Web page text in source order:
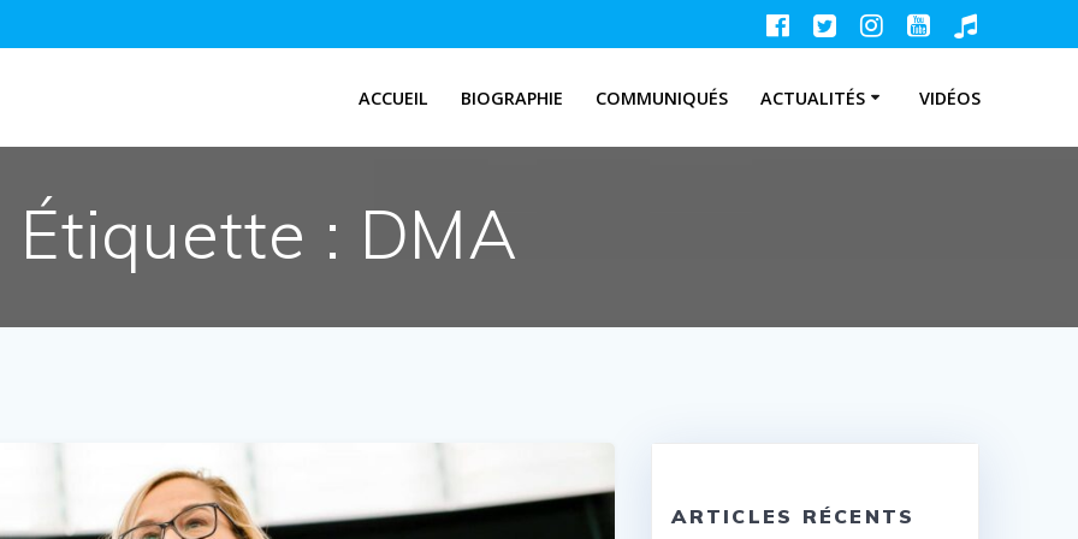
ACCUEIL BIOGRAPHIE COMMUNIQUÉS ACTUALITÉS VIDÉOS
Étiquette : DMA
ARTICLES RÉCENTS